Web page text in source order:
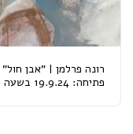
רונה פרלמן | "אבן
פתיחה: 19.9.24 בשעה 19:00